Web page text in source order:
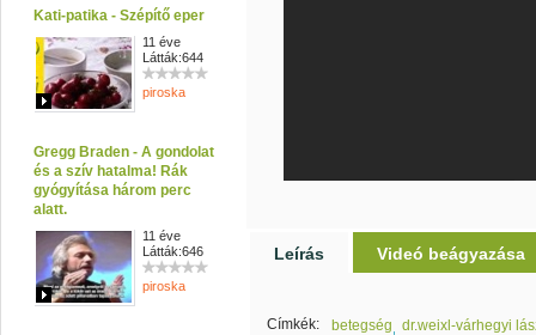
Kati-patika - Szépítő eper
11 éve
Látták:644
piroska
Gregg Braden - A gondolat
és a szív hatalma! Rák
gyógyítása három perc
alatt.
11 éve
Látták:646
piroska
Leírás Videó beágyazása
Címkék: betegség
dr.weixl-várhegyi